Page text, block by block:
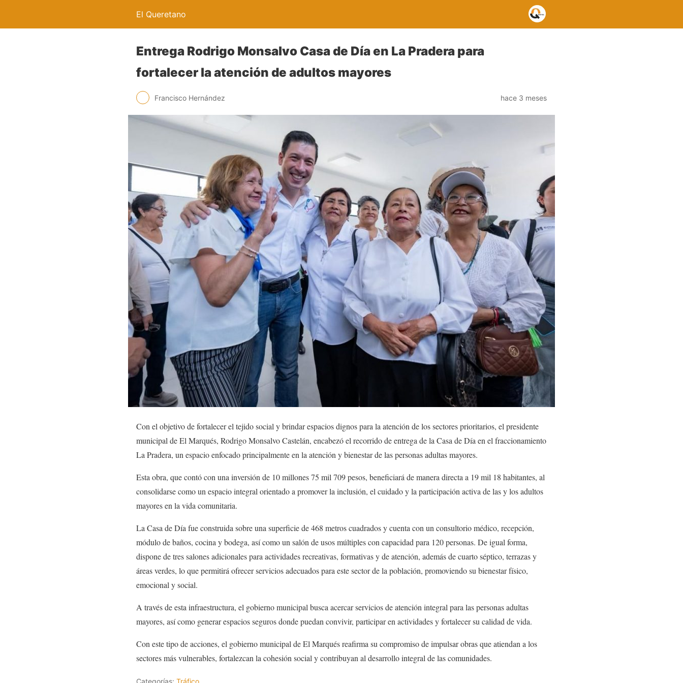
El Queretano
Entrega Rodrigo Monsalvo Casa de Día en La Pradera para
fortalecer la atención de adultos mayores
Francisco Hernández hace 3 meses
Con el objetivo de fortalecer el tejido social y brindar espacios dignos para la atención de los sectores prioritarios, el presidente
municipal de El Marqués, Rodrigo Monsalvo Castelán, encabezó el recorrido de entrega de la Casa de Día en el fraccionamiento
La Pradera, un espacio enfocado principalmente en la atención y bienestar de las personas adultas mayores.
Esta obra, que contó con una inversión de 10 millones 75 mil 709 pesos, beneficiará de manera directa a 19 mil 18 habitantes, al
consolidarse como un espacio integral orientado a promover la inclusión, el cuidado y la participación activa de las y los adultos
mayores en la vida comunitaria.
La Casa de Día fue construida sobre una superficie de 468 metros cuadrados y cuenta con un consultorio médico, recepción,
módulo de baños, cocina y bodega, así como un salón de usos múltiples con capacidad para 120 personas. De igual forma,
dispone de tres salones adicionales para actividades recreativas, formativas y de atención, además de cuarto séptico, terrazas y
áreas verdes, lo que permitirá ofrecer servicios adecuados para este sector de la población, promoviendo su bienestar físico,
emocional y social.
A través de esta infraestructura, el gobierno municipal busca acercar servicios de atención integral para las personas adultas
mayores, así como generar espacios seguros donde puedan convivir, participar en actividades y fortalecer su calidad de vida.
Con este tipo de acciones, el gobierno municipal de El Marqués reafirma su compromiso de impulsar obras que atiendan a los
sectores más vulnerables, fortalezcan la cohesión social y contribuyan al desarrollo integral de las comunidades.
Categorías: Tráfico